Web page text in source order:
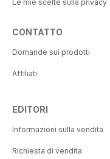
Le mie scelte sulla privacy
CONTATTO
Domande sui prodotti
Affiliati
EDITORI
Informazioni sulla vendita
Richiesta di vendita